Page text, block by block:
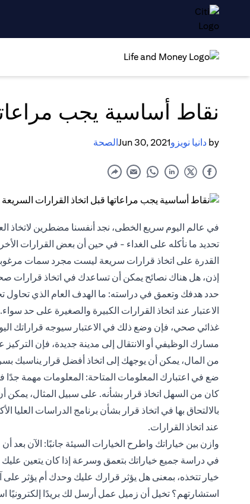
نقاط أساسية يجب
by دانيا نويزوJun 30, 2021الصحة
في عالم اليوم سريع الخطى، نجد أنفسنا مضطرين لاتخاذ
تحديد ما نأكله على الغداء - في حين أن بعض القرارات
القدرة على اتخاذ قرارات سريعة ليست مجرد سمات
إذن، هل هناك نصائح يمكن أن تساعدك في اتخاذ قرارات
حدد هدفك وتعمق في دراسته: ما الهدف العام الذي تحاول
الاعتبار عند اتخاذ القرارات الكبيرة والصغيرة على حد
غذائي صحي، فإن وضع ذلك في الاعتبار سيوجه قراراتك
مسارك الوظيفي أو الانتقال إلى مدينة جديدة، فإن
من المال، يمكن أن يوجهك إلى اتخاذ أفضل قرار يناسبك
ضع في اعتبارك المعلومات المتاحة: المعلومات مهمة
كان من السهل اتخاذ قرار بشأنه. على سبيل المثال، يمكن
بالالتحاق بها في اتخاذ قرار بشأن برنامج الدراسات
عند اتخاذ القرارات.
وازن بين خياراتك واطرح الخيارات السيئة جانبًا: الآن
في دراسة جميع خياراتك بتعمق وسرعة إذا كان يتعين
خيار تتخذه، بمعنى هل يؤثر قرارك عليك وحدك أم يؤثر
استشارتهم؟ تخيل أن زميل عمل أرسل لك بريدًا إلكترونيًا